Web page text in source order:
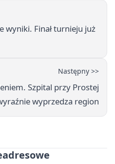
wyniki. Finał turnieju już
Następny >>
Szpital przy Prostej
wyprzedza region